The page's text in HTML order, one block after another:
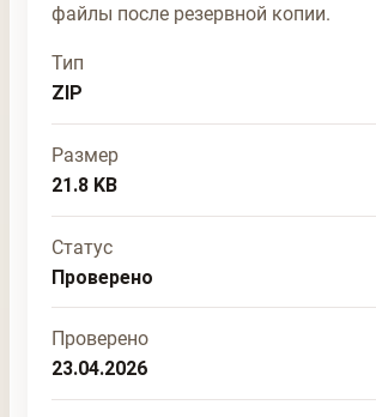
файлы после резервной копии.
Тип
ZIP
Размер
21.8 KB
Статус
Проверено
Проверено
23.04.2026